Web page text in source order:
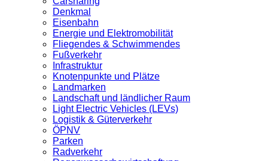
Denkmal
Eisenbahn
Energie und Elektromobilität
Fliegendes & Schwimmendes
Fußverkehr
Infrastruktur
Knotenpunkte und Plätze
Landmarken
Landschaft und ländlicher Raum
Light Electric Vehicles (LEVs)
Logistik & Güterverkehr
ÖPNV
Parken
Radverkehr